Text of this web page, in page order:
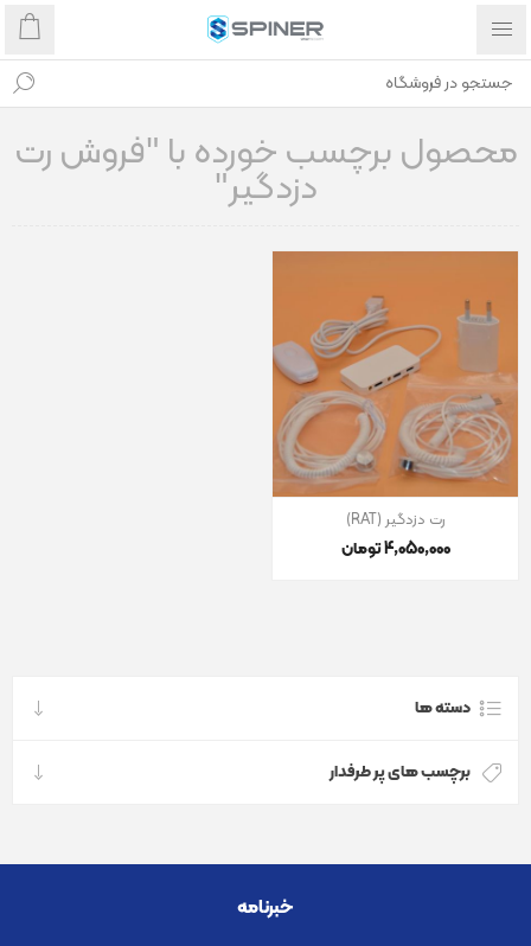
محصول برچسب خورده با "فروش رت
دزدگیر"
رت دزدگیر (RAT)
4٬050٬000 تومان
دسته ها
برچسب های پر طرفدار
خبرنامه